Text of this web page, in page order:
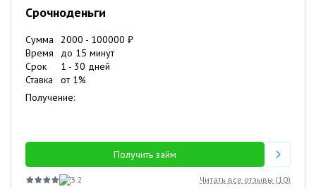
Срочноденьги
Сумма 2000 - 100000 ₽
Время
до 15 минут
Срок
1 - 30 дней
Ставка
от 1%
Получение:
Получить займ
3.2 Читать все отзывы (10)